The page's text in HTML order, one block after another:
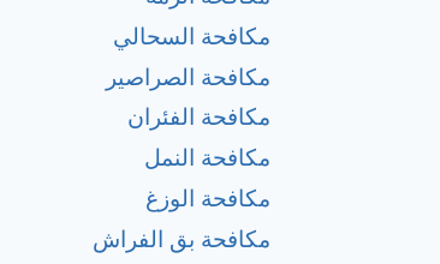
مكافحة السحالي
مكافحة الصراصير
مكافحة الفئران
مكافحة النمل
مكافحة الوزغ
مكافحة بق الفراش